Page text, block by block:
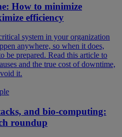
How to minimize
efficiency
system in your organization
anywhere, so when it does,
be prepared. Read this article to
and the true cost of downtime,
it.
and bio-computing:
roundup